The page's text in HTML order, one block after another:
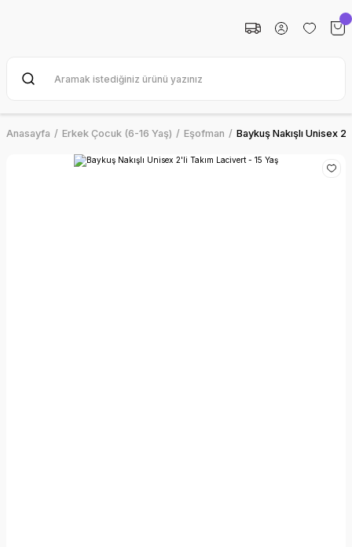
Anasayfa Erkek Çocuk (6-16 Yaş) Eşofman Baykuş Nakışlı Unisex